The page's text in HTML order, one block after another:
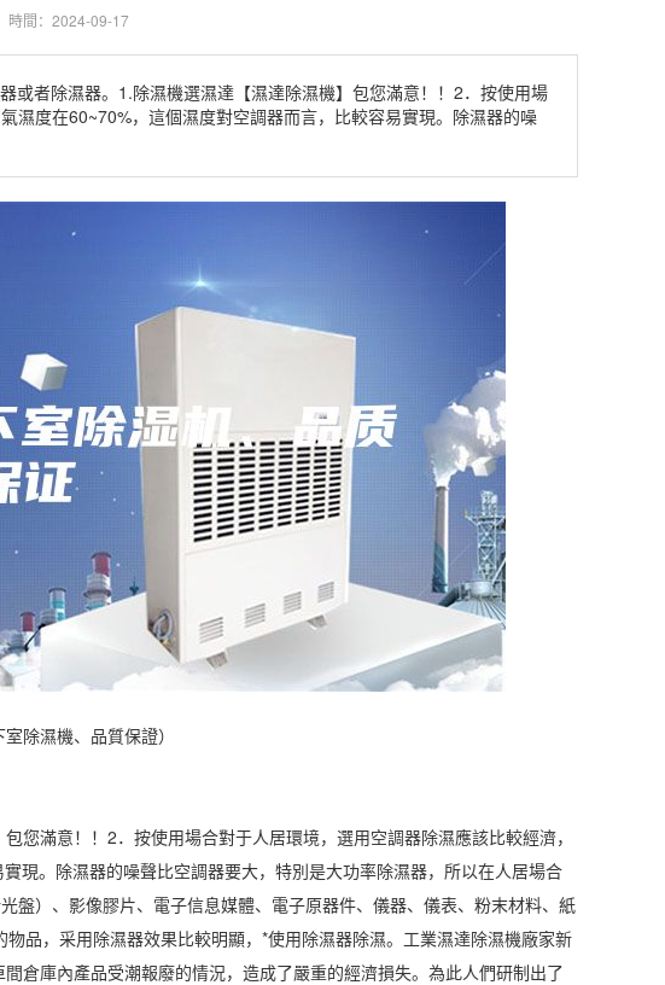
時間：2024-09-17
或者除濕器。1.除濕機選濕達【濕達除濕機】包您滿意！！2．按使用場
濕度在60~70%，這個濕度對空調器而言，比較容易實現。除濕器的噪
室除濕機、品質保證）
您滿意！！2．按使用場合對于人居環境，選用空調器除濕應該比較經濟，
現。除濕器的噪聲比空調器要大，特別是大功率除濕器，所以在人居場合
盤）、影像膠片、電子信息媒體、電子原器件、儀器、儀表、粉末材料、紙
品，采用除濕器效果比較明顯，*使用除濕器除濕。工業濕達除濕機廠家新
倉庫內產品受潮報廢的情況，造成了嚴重的經濟損失。為此人們研制出了